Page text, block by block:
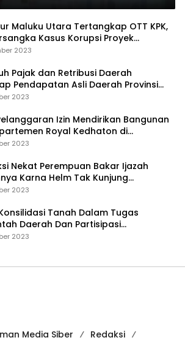
Maluku Utara Tertangkap OTT KPK,
Kasus Korupsi Proyek
Barang dan Jasa
2023
Pajak dan Retribusi Daerah
Pendapatan Asli Daerah Provinsi
2023
Izin Mendirikan Bangunan
Royal Kedhaton di
2023
Nekat Perempuan Bakar Ijazah
Karna Helm Tak Kunjung
2023
Tanah Dalam Tugas
Daerah Dan Partisipasi
2023
Media Siber Redaksi